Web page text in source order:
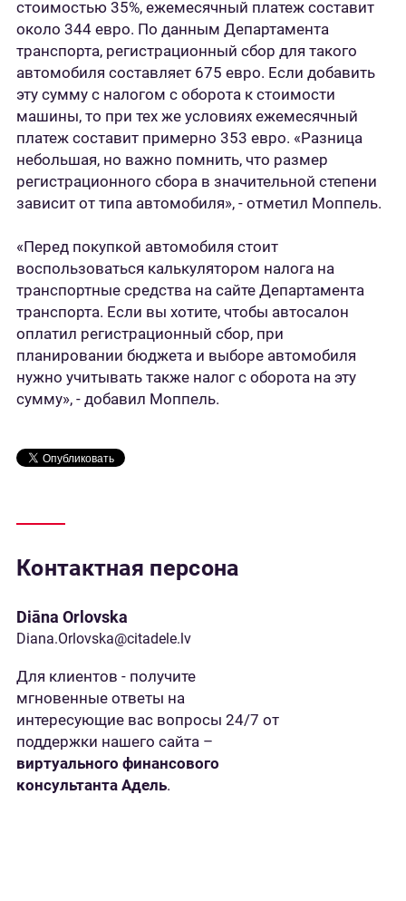
стоимостью 35%, ежемесячный платеж составит
около 344 евро. По данным Департамента
транспорта, регистрационный сбор для такого
автомобиля составляет 675 евро. Если добавить
эту сумму с налогом с оборота к стоимости
машины, то при тех же условиях ежемесячный
платеж составит примерно 353 евро. «Разница
небольшая, но важно помнить, что размер
регистрационного сбора в значительной степени
зависит от типа автомобиля», - отметил Моппель.
«Перед покупкой автомобиля стоит
воспользоваться калькулятором налога на
транспортные средства на сайте Департамента
транспорта. Если вы хотите, чтобы автосалон
оплатил регистрационный сбор, при
планировании бюджета и выборе автомобиля
нужно учитывать также налог с оборота на эту
сумму», - добавил Моппель.
Контактная персона
Diāna Orlovska
Diana.Orlovska@citadele.lv
Для клиентов - получите
мгновенные ответы на
интересующие вас вопросы 24/7 от
поддержки нашего сайта –
виртуального финансового
консультанта Адель.